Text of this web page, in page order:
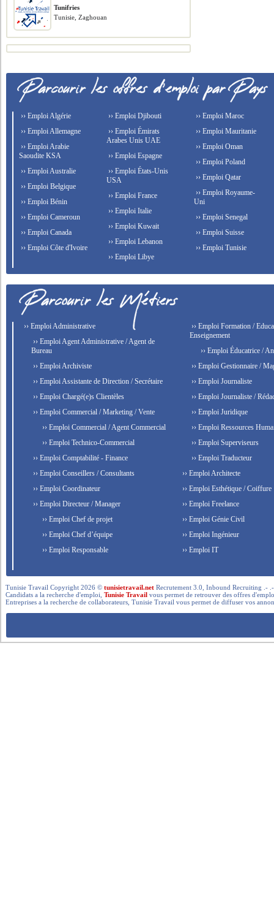
Tunifries
Tunisie, Zaghouan
›› Emploi Algérie
›› Emploi Allemagne
›› Emploi Arabie
Saoudite KSA
›› Emploi Australie
›› Emploi Belgique
›› Emploi Bénin
›› Emploi Cameroun
›› Emploi Canada
›› Emploi Côte d'Ivoire
›› Emploi Djibouti
›› Emploi Émirats
Arabes Unis UAE
›› Emploi Espagne
›› Emploi États-Unis
USA
›› Emploi France
›› Emploi Italie
›› Emploi Kuwait
›› Emploi Lebanon
›› Emploi Libye
›› Emploi Maroc
›› Emploi Mauritanie
›› Emploi Oman
›› Emploi Poland
›› Emploi Qatar
›› Emploi Royaume-
Uni
›› Emploi Senegal
›› Emploi Suisse
›› Emploi Tunisie
›› Emploi Administrative
›› Emploi Agent Administrative / Agent de
Bureau
›› Emploi Archiviste
›› Emploi Assistante de Direction / Secrétaire
›› Emploi Chargé(e)s Clientèles
›› Emploi Commercial / Marketing / Vente
›› Emploi Commercial / Agent Commercial
›› Emploi Technico-Commercial
›› Emploi Comptabilité - Finance
›› Emploi Conseillers / Consultants
›› Emploi Coordinateur
›› Emploi Directeur / Manager
›› Emploi Chef de projet
›› Emploi Chef d’équipe
›› Emploi Responsable
›› Emploi Formation /
Enseignement
›› Emploi Éducatrice /
›› Emploi Gestionnaire /
›› Emploi Journaliste
›› Emploi Journaliste /
›› Emploi Juridique
›› Emploi Ressources
›› Emploi Superviseurs
›› Emploi Traducteur
›› Emploi Architecte
›› Emploi Esthétique / Coiffure
›› Emploi Freelance
›› Emploi Génie Civil
›› Emploi Ingénieur
›› Emploi IT
Tunisie Travail Copyright 2026 ©tunisietravail.net Recrutement 3.0, Inbound Recruiting .-
Candidats a la recherche d'emploi,Tunisie Travail vous permet de retrouver des offres
Entreprises a la recherche de collaborateurs, Tunisie Travail vous permet de diffuser vos